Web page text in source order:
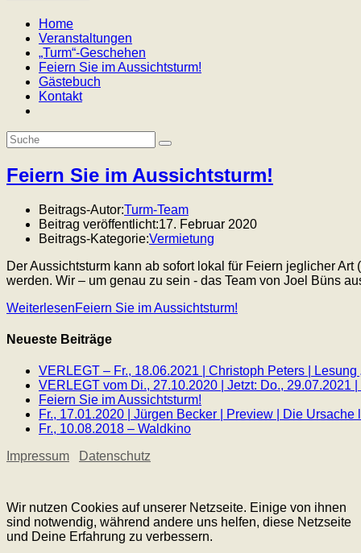
Home
Veranstaltungen
„Turm“-Geschehen
Feiern Sie im Aussichtsturm!
Gästebuch
Kontakt
Feiern Sie im Aussichtsturm!
Beitrags-Autor:Turm-Team
Beitrag veröffentlicht:17. Februar 2020
Beitrags-Kategorie:Vermietung
Der Aussichtsturm kann ab sofort lokal für Feiern jeglicher
werden. Wir – um genau zu sein - das Team von Joel Büns
WeiterlesenFeiern Sie im Aussichtsturm!
Neueste Beiträge
VERLEGT – Fr., 18.06.2021 | Christoph Peters | Lesung
VERLEGT vom Di., 27.10.2020 | Jetzt: Do., 29.07.2021
Feiern Sie im Aussichtsturm!
Fr., 17.01.2020 | Jürgen Becker | Preview | Die
Fr., 10.08.2018 – Waldkino
Impressum
Datenschutz
Wir nutzen Cookies auf unserer Netzseite. Einige von ihnen
sind notwendig, während andere uns helfen, diese Netzseite
und Deine Erfahrung zu verbessern.